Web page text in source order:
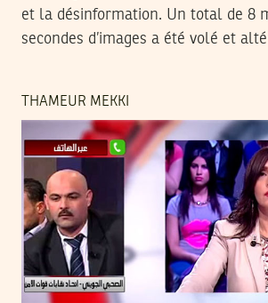
et la désinformation. Un total de 8
secondes d’images a été volé et
THAMEUR MEKKI